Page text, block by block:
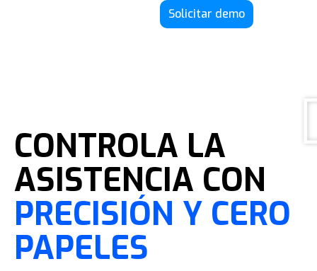
Solicitar demo
CONTROLA LA
ASISTENCIA CON
PRECISIÓN Y CERO
PAPELES